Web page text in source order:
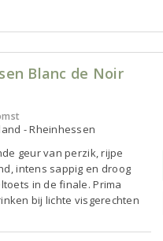
Blanc de Noir
- Rheinhessen
geur van perzik, rijpe
intens sappig en droog
in de finale. Prima
bij lichte visgerechten